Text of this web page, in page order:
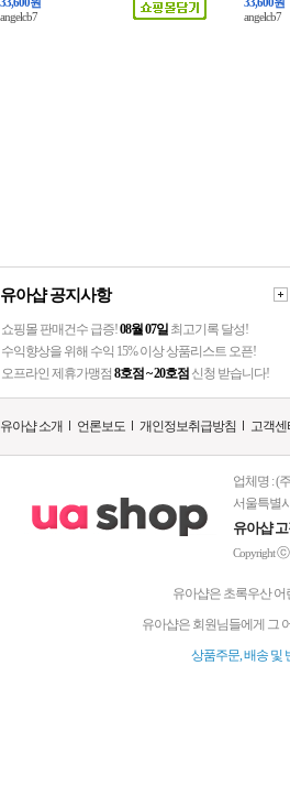
33,600원
angelcb7
33,600원
angelcb7
유아샵 공지사항
쇼핑몰 판매건수 급증!08월 07일 최고기록 달성!
수익향상을 위해 수익 15% 이상 상품리스트 오픈!
오프라인 제휴가맹점8호점 ~ 20호점 신청 받습니다!
유아샵 소개 언론보도 개인정보취급방침 고객센
업체명 : (
서울특별
유아샵
Copyrightⓒ
유아샵은 초록우산
유아샵은 회원님들에게 그
상품주문, 배송 및